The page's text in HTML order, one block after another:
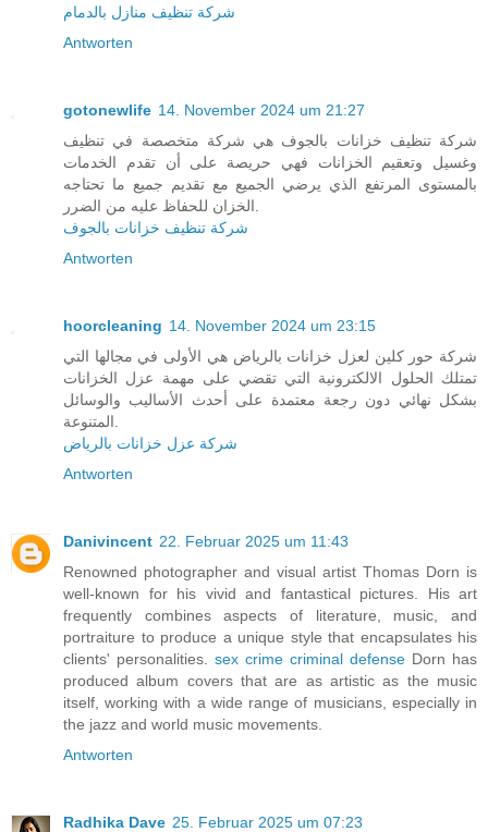
شركة تنظيف منازل بالدمام
Antworten
gotonewlife 14. November 2024 um 21:27
شركة تنظيف خزانات بالجوف هي شركة متخصصة في تنظيف
وغسيل وتعقيم الخزانات فهي حريصة على أن تقدم الخدمات
بالمستوى المرتفع الذي يرضي الجميع مع تقديم جميع ما تحتاجه
شركة تنظيف خزانات بالجوف
Antworten
hoorcleaning 14. November 2024 um 23:15
شركة حور كلين لعزل خزانات بالرياض هي الأولى في مجالها التي
تمتلك الحلول الالكترونية التي تقضي على مهمة عزل الخزانات
بشكل نهائي دون رجعة معتمدة على أحدث الأساليب والوسائل
شركة عزل خزانات بالرياض
Antworten
Danivincent 22. Februar 2025 um 11:43
Renowned photographer and visual artist Thomas Dorn is
well-known for his vivid and fantastical pictures. His art
frequently combines aspects of literature, music, and
portraiture to produce a unique style that encapsulates his
clients' personalities. sex crime criminal defense Dorn has
produced album covers that are as artistic as the music
itself, working with a wide range of musicians, especially in
the jazz and world music movements.
Antworten
Radhika Dave 25. Februar 2025 um 07:23